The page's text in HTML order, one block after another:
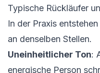
Typische Rückläufer
In der Praxis
an denselben Stellen.
Uneinheitlicher Ton:
energische Person